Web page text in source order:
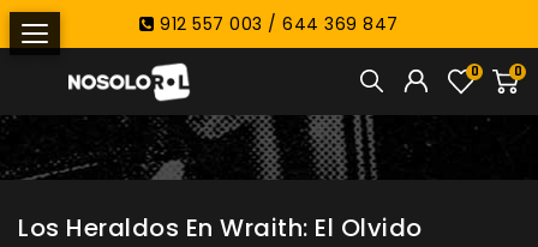
912 557 003 / 644 369 847
0
0
Los Heraldos En Wraith: El Olvido